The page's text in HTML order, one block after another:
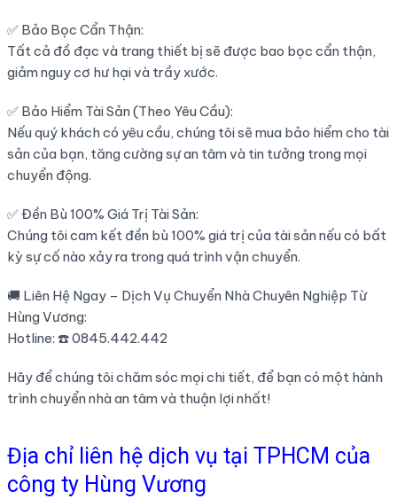
✅ Bảo Bọc Cẩn Thận:
Tất cả đồ đạc và trang thiết bị sẽ được bao bọc cẩn thận,
giảm nguy cơ hư hại và trầy xước.
✅ Bảo Hiểm Tài Sản (Theo Yêu Cầu):
Nếu quý khách có yêu cầu, chúng tôi sẽ mua bảo hiểm cho tài
sản của bạn, tăng cường sự an tâm và tin tưởng trong mọi
chuyển động.
✅ Đền Bù 100% Giá Trị Tài Sản:
Chúng tôi cam kết đền bù 100% giá trị của tài sản nếu có bất
kỳ sự cố nào xảy ra trong quá trình vận chuyển.
🚚 Liên Hệ Ngay – Dịch Vụ Chuyển Nhà Chuyên Nghiệp Từ
Hùng Vương:
Hotline: ☎️ 0845.442.442
Hãy để chúng tôi chăm sóc mọi chi tiết, để bạn có một hành
trình chuyển nhà an tâm và thuận lợi nhất!
Địa chỉ liên hệ dịch vụ tại TPHCM của
công ty Hùng Vương